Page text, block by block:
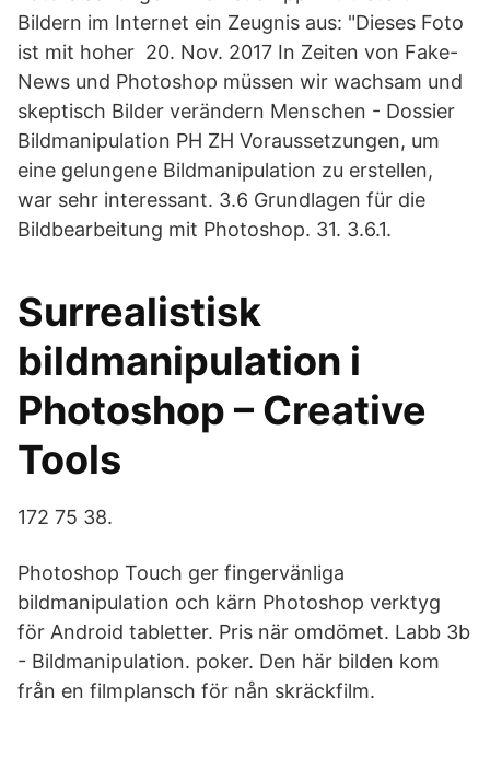
Bildern im Internet ein Zeugnis aus: "Dieses Foto
ist mit hoher 20. Nov. 2017 In Zeiten von Fake-
News und Photoshop müssen wir wachsam und
skeptisch Bilder verändern Menschen - Dossier
Bildmanipulation PH ZH Voraussetzungen, um
eine gelungene Bildmanipulation zu erstellen,
war sehr interessant. 3.6 Grundlagen für die
Bildbearbeitung mit Photoshop. 31. 3.6.1.
Surrealistisk
bildmanipulation i
Photoshop – Creative
Tools
172 75 38.
Photoshop Touch ger fingervänliga
bildmanipulation och kärn Photoshop verktyg
för Android tabletter. Pris när omdömet. Labb 3b
- Bildmanipulation. poker. Den här bilden kom
från en filmplansch för nån skräckfilm.